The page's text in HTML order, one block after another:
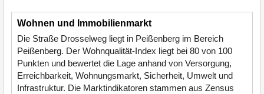
Wohnen und Immobilienmarkt
Die Straße Drosselweg liegt in Peißenberg im Bereich
Peißenberg. Der Wohnqualität-Index liegt bei 80 von 100
Punkten und bewertet die Lage anhand von Versorgung,
Erreichbarkeit, Wohnungsmarkt, Sicherheit, Umwelt und
Infrastruktur. Die Marktindikatoren stammen aus Zensus